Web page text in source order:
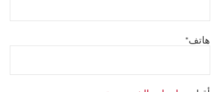
هاتف